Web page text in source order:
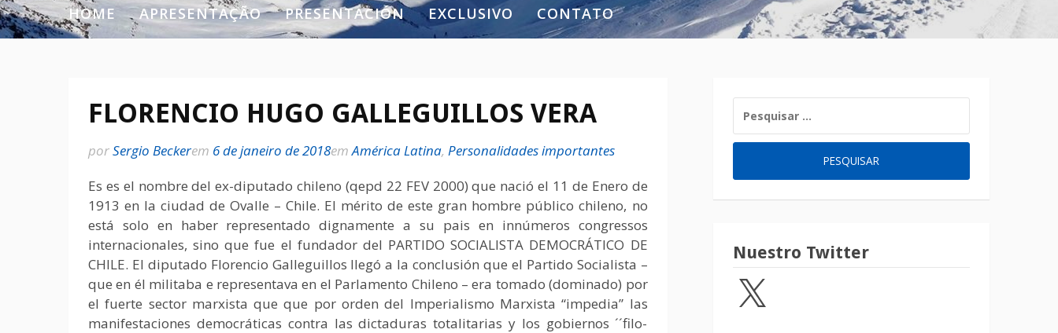
HOME APRESENTAÇÃO PRESENTACIÓN EXCLUSIVO CONTATO
FLORENCIO HUGO GALLEGUILLOS VERA
porSergio Beckerem 6 de janeiro de 2018emAmérica Latina, Personalidades importantes
Es es el nombre del ex-diputado chileno (qepd 22 FEV 2000) que nació el 11 de Enero de
1913 en la ciudad de Ovalle – Chile. El mérito de este gran hombre público chileno, no
está solo en haber representado dignamente a su pais en innúmeros congressos
internacionales, sino que fue el fundador del PARTIDO SOCIALISTA DEMOCRÁTICO DE
CHILE. El diputado Florencio Galleguillos llegó a la conclusión que el Partido Socialista –
que en él militaba e representava en el Parlamento Chileno – era tomado (dominado) por
el fuerte sector marxista que que por orden del Imperialismo Marxista “impedia” las
manifestaciones democráticas contra las dictaduras totalitarias y los gobiernos ´´filo-
Nuestro Twitter